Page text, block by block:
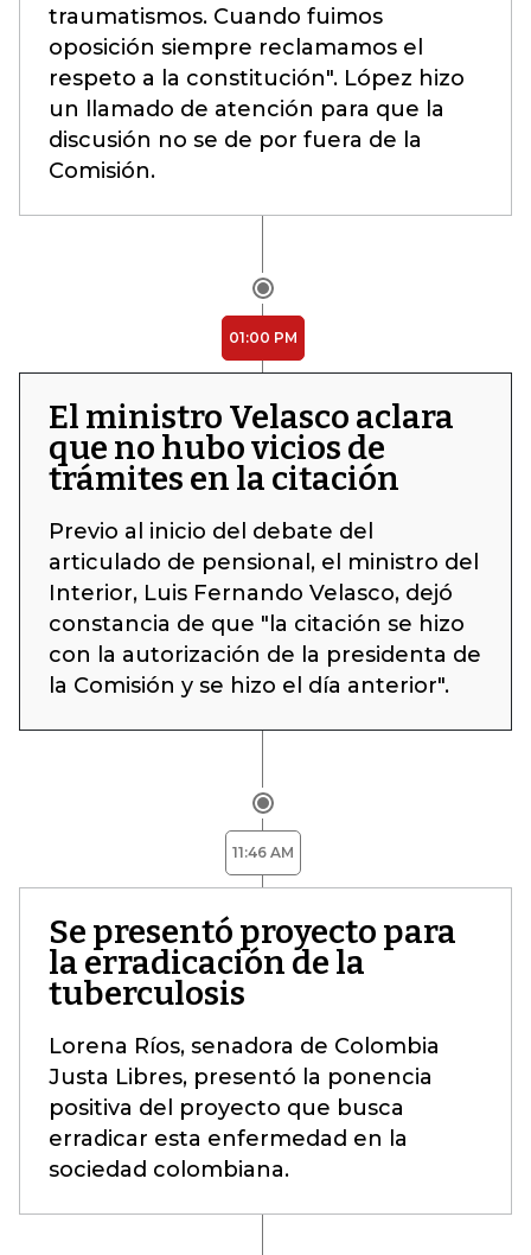
traumatismos. Cuando fuimos
oposición siempre reclamamos el
respeto a la constitución". López hizo
un llamado de atención para que la
discusión no se de por fuera de la
Comisión.
01:00 PM
El ministro Velasco aclara
que no hubo vicios de
trámites en la citación
Previo al inicio del debate del
articulado de pensional, el ministro del
Interior, Luis Fernando Velasco, dejó
constancia de que "la citación se hizo
con la autorización de la presidenta de
la Comisión y se hizo el día anterior".
11:46 AM
Se presentó proyecto para
la erradicación de la
tuberculosis
Lorena Ríos, senadora de Colombia
Justa Libres, presentó la ponencia
positiva del proyecto que busca
erradicar esta enfermedad en la
sociedad colombiana.